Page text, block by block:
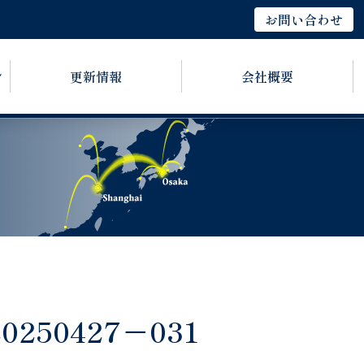
お問い合わせ
更新情報 会社概要
－031